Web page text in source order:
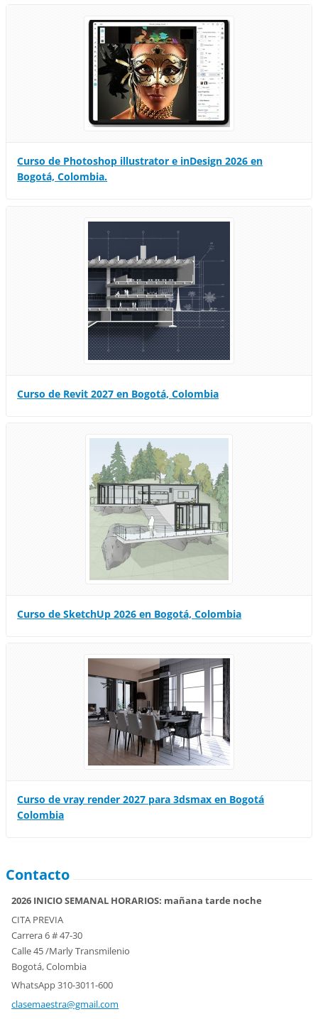
Curso de Photoshop illustrator e inDesign 2026 en
Bogotá, Colombia.
Curso de Revit 2027 en Bogotá, Colombia
Curso de SketchUp 2026 en Bogotá, Colombia
Curso de vray render 2027 para 3dsmax en Bogotá
Colombia
Contacto
2026 INICIO SEMANAL HORARIOS: mañana tarde noche
CITA PREVIA
Carrera 6 # 47-30
Calle 45 /Marly Transmilenio
Bogotá, Colombia
WhatsApp 310-3011-600
clasemaestra@gmail.com